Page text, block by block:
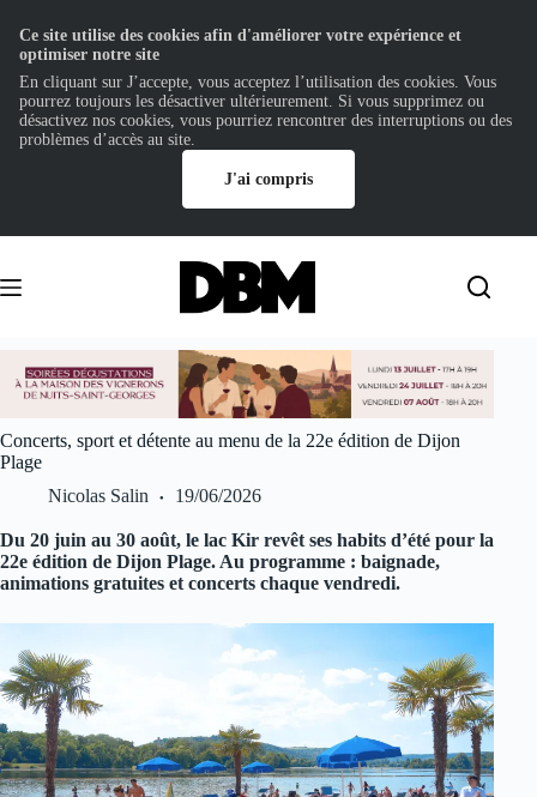
contenu
Concerts, sport et détente au menu de la 22e édition de Dijon
Plage
Nicolas Salin
19/06/2026
Du 20 juin au 30 août, le lac Kir revêt ses habits d’été pour la
22e édition de Dijon Plage. Au programme : baignade,
animations gratuites et concerts chaque vendredi.
Ce site utilise des cookies afin d'améliorer votre expérience et
optimiser notre site
En cliquant sur J’accepte, vous acceptez l’utilisation des cookies. Vous
pourrez toujours les désactiver ultérieurement. Si vous supprimez ou
désactivez nos cookies, vous pourriez rencontrer des interruptions ou des
problèmes d’accès au site.
J'ai compris